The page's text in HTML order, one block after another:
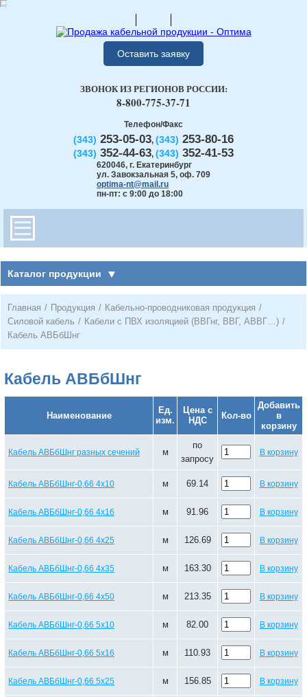
Оставить заявку
Телефон/Факс
(343) 253-05-03, (343) 253-80-16
(343) 352-44-63, (343) 352-41-53
620046, г. Екатеринбург
ул. Завокзальная 5, оф. 709
optima-nt@mail.ru
пн-пт: с 9:00 до 18:00
ЗВОНОК ИЗ РЕГИОНОВ РОССИИ:
8-800-775-37-71
Каталог продукции
Главная / Продукция / Кабельно-проводниковая продукция /
Силовой кабель / Кабели с ПВХ изоляцией (ВВГнг, ВВГ, АВВГ…) /
Кабель АВБбШнг
Кабель АВБбШнг
Наименование
Ед.
изм.
Цена с
НДС
Кол-во
Добавить
в
корзину
Кабель АВБбШнг разных сечений м
по
запросу
В корзину
Кабель АВБбШнг-0,66 4х10 м 69.14 В корзину
Кабель АВБбШнг-0,66 4х16 м 91.96 В корзину
Кабель АВБбШнг-0,66 4х25 м 126.69 В корзину
Кабель АВБбШнг-0,66 4х35 м 163.30 В корзину
Кабель АВБбШнг-0,66 4х50 м 213.35 В корзину
Кабель АВБбШнг-0,66 5х10 м 82.00 В корзину
Кабель АВБбШнг-0,66 5х16 м 110.93 В корзину
Кабель АВБбШнг-0,66 5х25 м 156.85 В корзину